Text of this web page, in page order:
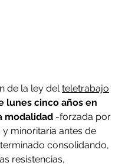
de la ley del teletrabajo
lunes cinco años en
modalidad -forzada por
y minoritaria antes de
consolidando,
resistencias,